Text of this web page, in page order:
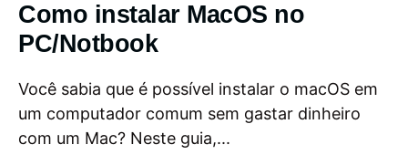
Como instalar MacOS no
PC/Notbook
Você sabia que é possível instalar o macOS em
um computador comum sem gastar dinheiro
com um Mac? Neste guia,...